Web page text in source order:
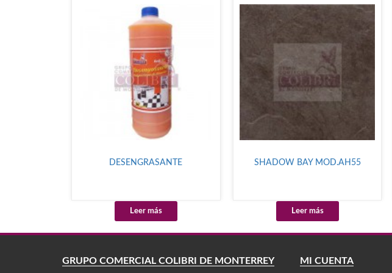
DESENGRASANTE
Leer más
SHADOW BAY MOD.AH55
Leer más
GRUPO COMERCIAL COLIBRÍ DE MONTERREY MI CUENTA